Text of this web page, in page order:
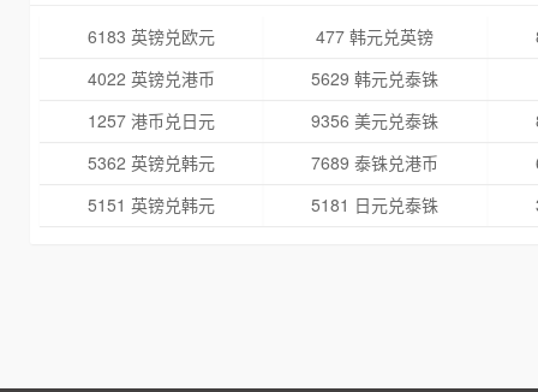
6183 英镑兑欧元 477 韩元兑英镑
4022 英镑兑港币
5629 韩元兑泰铢
1257 港币兑日元
9356 美元兑泰铢
5362 英镑兑韩元
7689 泰铢兑港币
5151 英镑兑韩元
5181 日元兑泰铢